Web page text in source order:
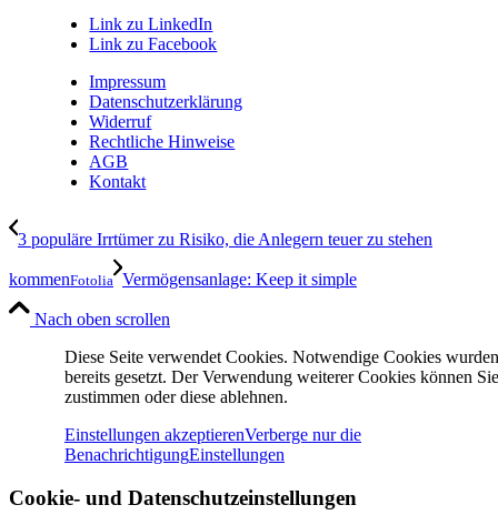
Link zu LinkedIn
Link zu Facebook
Impressum
Datenschutzerklärung
Widerruf
Rechtliche Hinweise
AGB
Kontakt
3 populäre Irrtümer zu Risiko, die Anlegern teuer zu stehen
kommenFotolia Vermögensanlage: Keep it simple
Nach oben scrollen
Diese Seite verwendet Cookies. Notwendige Cookies wurden
bereits gesetzt. Der Verwendung weiterer Cookies können Sie
zustimmen oder diese ablehnen.
Einstellungen akzeptierenVerberge nur die
BenachrichtigungEinstellungen
Cookie- und Datenschutzeinstellungen